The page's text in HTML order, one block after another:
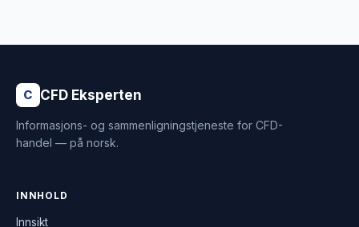
C CFD Eksperten
Informasjons- og sammenligningstjeneste for CFD-
handel — på norsk.
INNHOLD
Innsikt